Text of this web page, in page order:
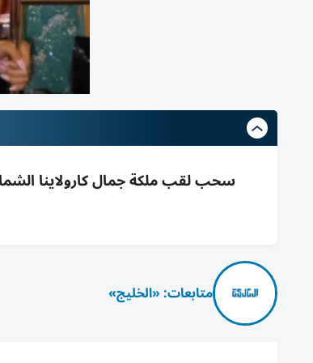
سحب لقب ملكة جمال كارولاينا
متابعات: «الخليج»